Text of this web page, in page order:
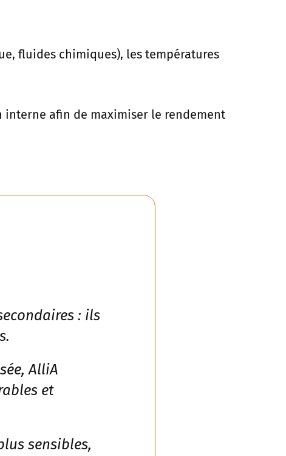
fluides chimiques), les températures
afin de maximiser le rendement
: ils
AlliA
et
sensibles,